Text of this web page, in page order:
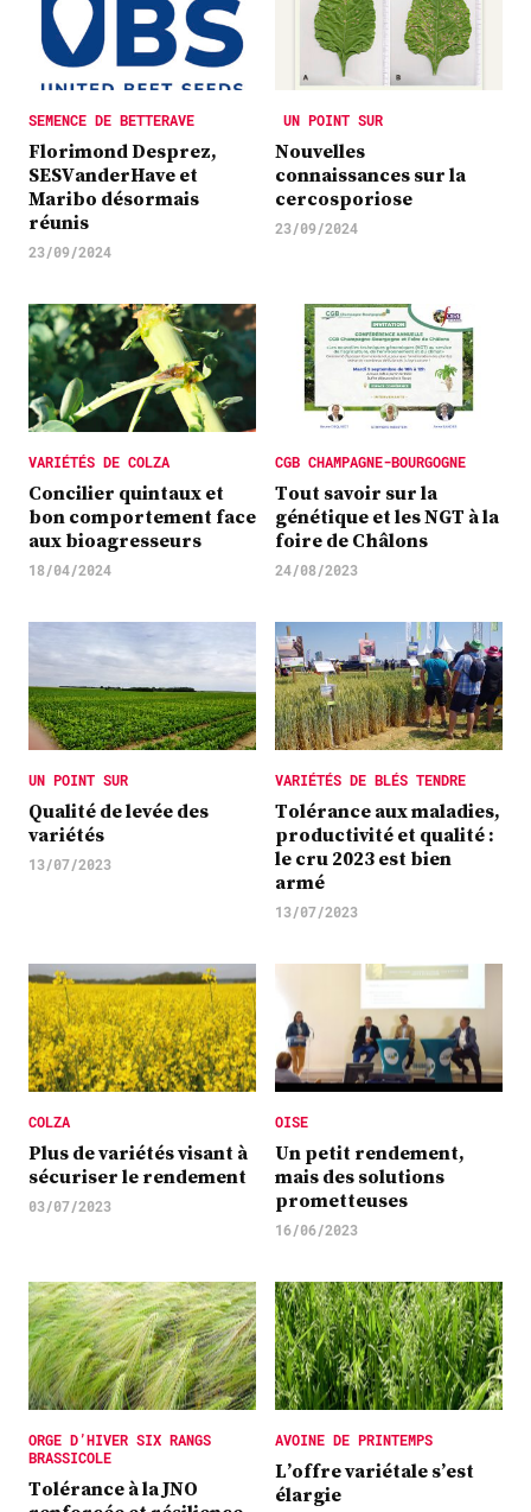
SEMENCE DE BETTERAVE
Florimond Desprez,
SESVanderHave et
Maribo désormais
réunis
23/09/2024
UN POINT SUR
Nouvelles
connaissances sur la
cercosporiose
23/09/2024
VARIÉTÉS DE COLZA
Concilier quintaux et
bon comportement face
aux bioagresseurs
18/04/2024
CGB CHAMPAGNE-BOURGOGNE
Tout savoir sur la
génétique et les NGT à la
foire de Châlons
24/08/2023
UN POINT SUR
Qualité de levée des
variétés
13/07/2023
VARIÉTÉS DE BLÉS TENDRE
Tolérance aux maladies,
productivité et qualité :
le cru 2023 est bien
armé
13/07/2023
COLZA
Plus de variétés visant à
sécuriser le rendement
03/07/2023
OISE
Un petit rendement,
mais des solutions
prometteuses
16/06/2023
ORGE D’HIVER SIX RANGS
BRASSICOLE
Tolérance à la JNO
AVOINE DE PRINTEMPS
L’offre variétale s’est
élargie